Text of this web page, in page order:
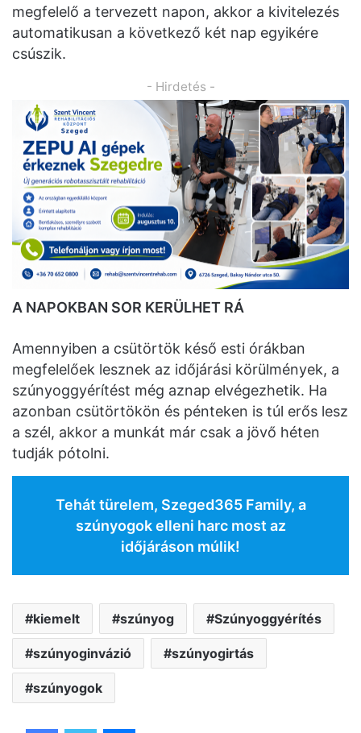
megfelelő a tervezett napon, akkor a kivitelezés
automatikusan a következő két nap egyikére
csúszik.
- Hirdetés -
A NAPOKBAN SOR KERÜLHET RÁ
Amennyiben a csütörtök késő esti órákban
megfelelőek lesznek az időjárási körülmények, a
szúnyoggyérítést még aznap elvégezhetik. Ha
azonban csütörtökön és pénteken is túl erős lesz
a szél, akkor a munkát már csak a jövő héten
tudják pótolni.
Tehát türelem, Szeged365 Family, a
szúnyogok elleni harc most az
időjáráson múlik!
kiemelt szúnyog Szúnyoggyérítés
szúnyoginvázió szúnyogirtás
szúnyogok